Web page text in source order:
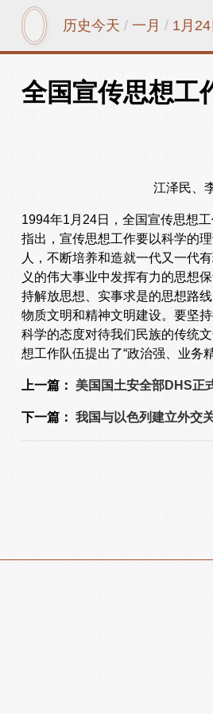
历史今天 / 一月 / 1月24
全国宣传思想工
江泽民、
1994年1月24日，全国宣传思想
指出，宣传思想工作要以科学的
人，不断培养和造就一代又一代
义的伟大事业中发挥有力的思想
持解放思想、实事求是的思想路
物质文明和精神文明建设。要坚
科学的态度对待我们民族的传统
想工作队伍提出了“政治强、业务
上一篇： 美国国土安全部DHS正
下一篇： 我国与以色列建立外交